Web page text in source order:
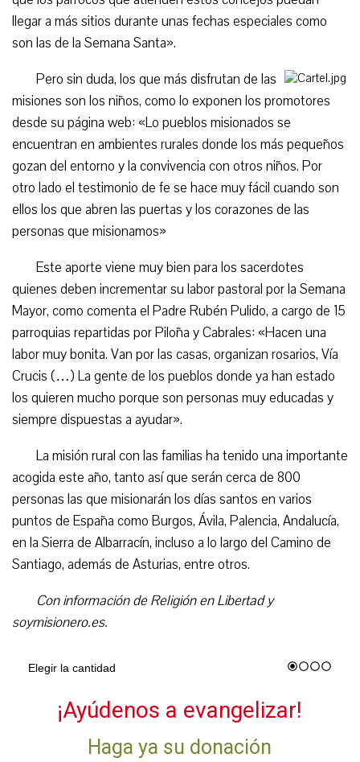
llegar a más sitios durante unas fechas especiales como
son las de la Semana Santa».
Pero sin duda, los que más disfrutan de las
misiones son los niños, como lo exponen los promotores
desde su página web: «Lo pueblos misionados se
encuentran en ambientes rurales donde los más pequeños
gozan del entorno y la convivencia con otros niños. Por
otro lado el testimonio de fe se hace muy fácil cuando son
ellos los que abren las puertas y los corazones de las
personas que misionamos»
Este aporte viene muy bien para los sacerdotes
quienes deben incrementar su labor pastoral por la Semana
Mayor, como comenta el Padre Rubén Pulido, a cargo de 15
parroquias repartidas por Piloña y Cabrales: «Hacen una
labor muy bonita. Van por las casas, organizan rosarios, Vía
Crucis (…) La gente de los pueblos donde ya han estado
los quieren mucho porque son personas muy educadas y
siempre dispuestas a ayudar».
La misión rural con las familias ha tenido una importante
acogida este año, tanto así que serán cerca de 800
personas las que misionarán los días santos en varios
puntos de España como Burgos, Ávila, Palencia, Andalucía,
en la Sierra de Albarracín, incluso a lo largo del Camino de
Santiago, además de Asturias, entre otros.
Con información de Religión en Libertad y
soymisionero.es.